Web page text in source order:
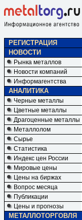
РЕГИСТРАЦИЯ
НОВОСТИ
Рынка металлов
Новости компаний
Информагентства
АНАЛИТИКА
Черные металлы
Цветные металлы
Драгоценные металлы
Металлолом
Сырье
Статистика
Индекс цен России
Мировые цены
Цены на биржах
Вопрос месяца
Публикации
Цены и прогнозы
МЕТАЛЛОТОРГОВЛЯ